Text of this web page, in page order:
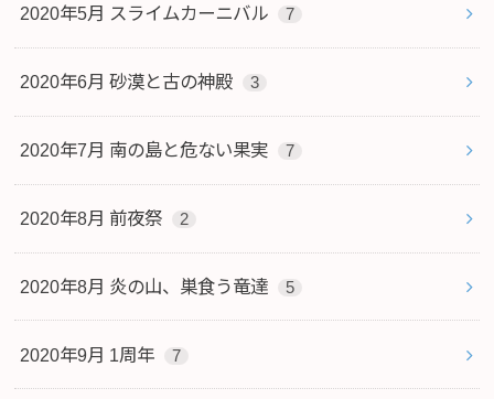
2020年5月 スライムカーニバル 7
2020年6月 砂漠と古の神殿 3
2020年7月 南の島と危ない果実 7
2020年8月 前夜祭 2
2020年8月 炎の山、巣食う竜達 5
2020年9月 1周年 7